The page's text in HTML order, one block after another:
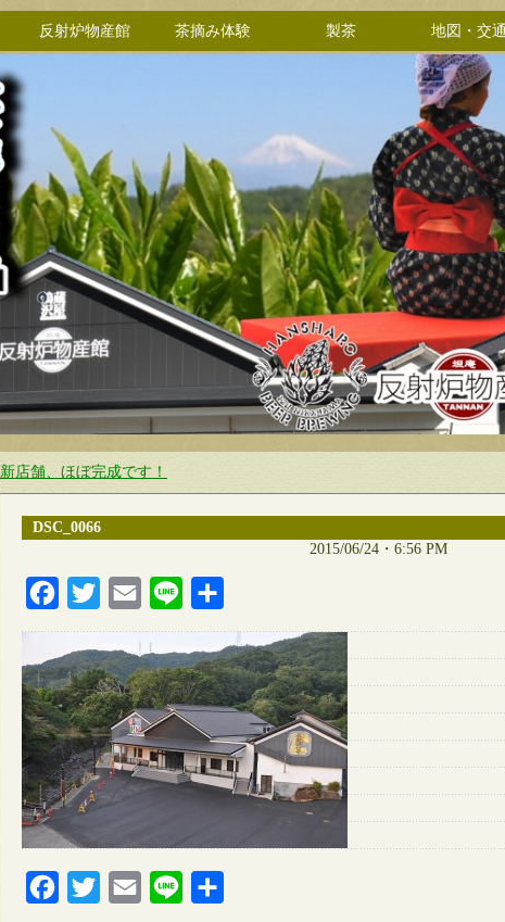
反射炉物産館 茶摘み体験 製茶 地図・交通
新店舗、ほぼ完成です！
DSC_0066
2015/06/24・6:56 PM
FacebookTwitter Email Line
FacebookTwitter Email Line